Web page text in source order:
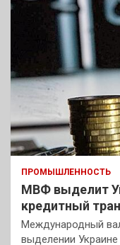
ПРОМЫШЛЕННОСТЬ
МВФ выделит
кредитный
Международный
выделении Украине